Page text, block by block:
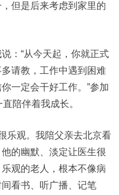
但是后来考虑到家里的
：“从今天起，你就正式
请教，工作中遇到困难
一定会干好工作。”参加
陪伴着我成长。
乐观。我陪父亲去北京看
的幽默、淡定让医生很
观的老人，根本不像病
看书、听广播、记笔